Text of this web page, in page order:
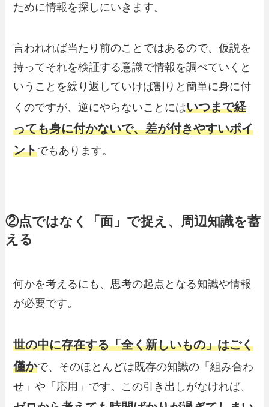
ために情報を探しにいきます。
言われれば当たり前のことではあるので、仮説を
持ってそれを検証する意識で情報を調べていくと
いうことを繰り返していけば割りと簡単に身に付
くのですが、逆にやらないことにはいつまで経
っても身に付かないで、差が付きやすいポイ
ントでもあります。
②点ではなく「面」で捉え、周辺知識を蓄
える
何かを考えるにも、思考の起点となる知識や情報
が必要です。
世の中に存在する「全く新しいもの」はごく
僅かで、そのほとんどは既存の知識の「組み合わ
せ」や「応用」です。この引き出しがなければ、